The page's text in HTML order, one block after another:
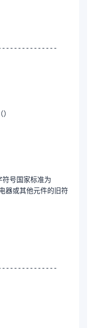
号国家标准为
器或其他元件的旧符